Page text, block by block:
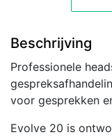
Beschrijving
Professionele
voor gesprekken
Evolve 20 is